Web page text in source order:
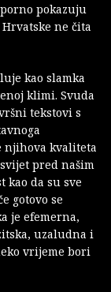
pokazuju
ne čita
kao slamka
klimi. Svuda
tekstovi s
njihova kvaliteta
pred našim
da su sve
gotovo se
je efemerna,
uzaludna i
vrijeme bori